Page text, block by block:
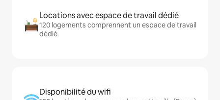
Locations avec espace de travail dédié
120 logements comprennent un espace de travail
dédié
Disponibilité du wifi